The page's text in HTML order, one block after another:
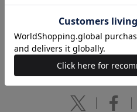
出やすい大会、景色が美しい大会、
32大会を中心にご紹介！
※本誌掲載の情報は、2013年11月
本誌内の表示価格は、5％の消費税
日、仕様や価格などが変更となる場